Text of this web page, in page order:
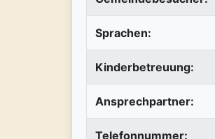
Sprachen:
Kinderbetreuung:
Ansprechpartner:
Telefonnummer: